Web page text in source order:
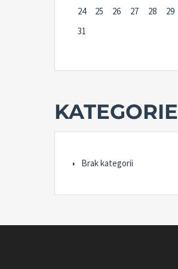
24
25 26 27 28 29
31
KATEGORIE
Brak kategorii